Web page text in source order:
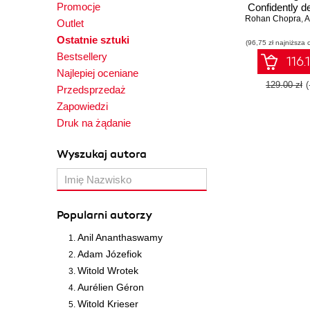
Promocje
Outlet
Ostatnie sztuki
Bestsellery
Najlepiej oceniane
Przedsprzedaż
Zapowiedzi
Druk na żądanie
Wyszukaj autora
Popularni autorzy
Anil Ananthaswamy
Adam Józefiok
Witold Wrotek
Aurélien Géron
Witold Krieser
Confidently
build your
to-
Rohan Chopra,
(96,75 zł najniższa
129.00 zł